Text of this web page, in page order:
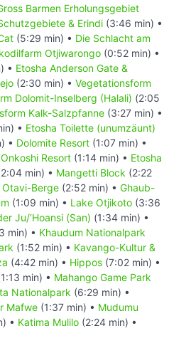
Barmen Erholungsgebiet
& Erindi (3:46 min) •
(5:29 min) • Die Schlacht am
Otjiwarongo (0:52 min) •
• Etosha Anderson Gate &
(2:30 min) • Vegetationsform
Dolomit-Inselberg (Halali) (2:05
Kalk-Salzpfanne (3:27 min) •
• Etosha Toilette (unumzäunt)
• Dolomite Resort (1:07 min) •
Onkoshi Resort (1:14 min) • Etosha
min) • Mangetti Block (2:22
Otavi-Berge (2:52 min) • Ghaub-
(1:09 min) • Lake Otjikoto (3:36
Ju/‘Hoansi (San) (1:34 min) •
min) • Khaudum Nationalpark
(1:52 min) • Kavango-Kultur &
(4:42 min) • Hippos (7:02 min) •
min) • Mahango Game Park
Nationalpark (6:29 min) •
Mafwe (1:37 min) • Mudumu
• Katima Mulilo (2:24 min) •